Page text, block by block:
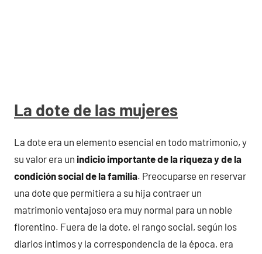
La dote de las mujeres
La dote era un elemento esencial en todo matrimonio, y
su valor era un indicio importante de la riqueza y de la
condición social de la familia. Preocuparse en reservar
una dote que permitiera a su hija contraer un
matrimonio ventajoso era muy normal para un noble
florentino. Fuera de la dote, el rango social, según los
diarios íntimos y la correspondencia de la época, era